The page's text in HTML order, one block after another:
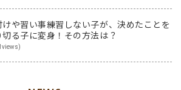
けや習い事練習しない子が、決めたことを
切る子に変身！その方法は？